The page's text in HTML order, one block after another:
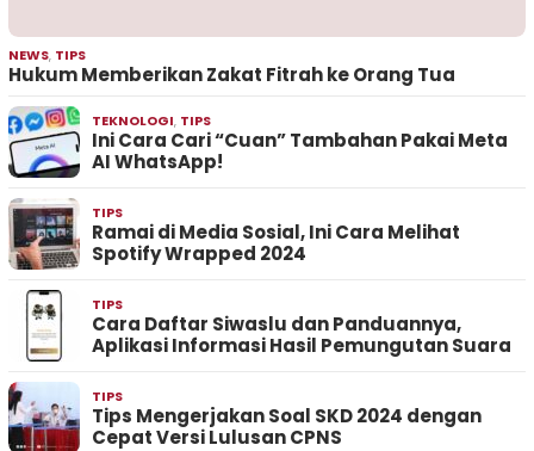
NEWS, TIPS
Hukum Memberikan Zakat Fitrah ke Orang Tua
TEKNOLOGI, TIPS
Ini Cara Cari “Cuan” Tambahan Pakai Meta
AI WhatsApp!
TIPS
Ramai di Media Sosial, Ini Cara Melihat
Spotify Wrapped 2024
TIPS
Cara Daftar Siwaslu dan Panduannya,
Aplikasi Informasi Hasil Pemungutan Suara
TIPS
Tips Mengerjakan Soal SKD 2024 dengan
Cepat Versi Lulusan CPNS